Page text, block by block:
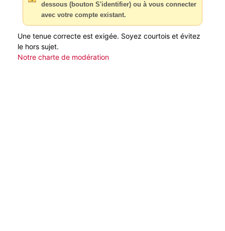
dessous (bouton S'identifier) ou à vous connecter
avec votre compte existant.
Une tenue correcte est exigée. Soyez courtois et évitez
le hors sujet.
Notre charte de modération